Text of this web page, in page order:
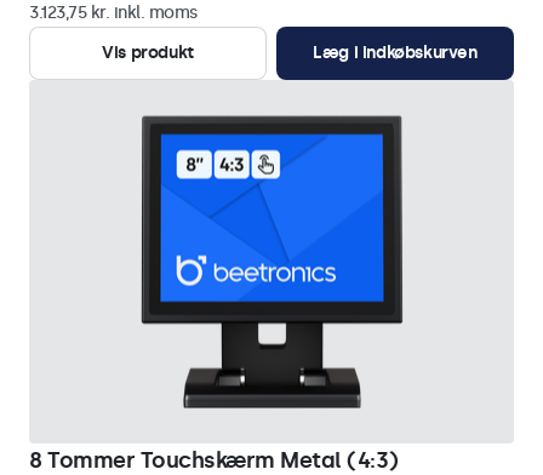
3.123,75 kr. inkl. moms
Vis produkt
Læg i indkøbskurven
8 Tommer Touchskærm Metal (4:3)